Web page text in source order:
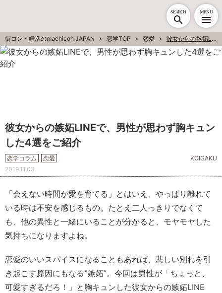
SEARCH MENU
街コン・婚活のmachicon JAPAN 恋学TOP 恋愛 彼女からの嫉妬LINEで、男性が思わず胸キュンした4選をご紹介
彼女からの嫉妬LINEで、男性が思わず胸キュン
した4選をご紹介
恋学コラム 恋愛
KOIGAKU
2019.11.03
「会えない時間が愛を育てる」とはいえ、やっぱり離れて
いる時は不安を感じるもの。たとえ二人っきりでなくて
も、他の異性と一緒にいることが分かると、モヤモヤした
気持ちになりますよね。
恋愛のいいスパイスになることもあれば、悲しい別れを引
き起こす原因にもなる‟嫉妬”。今回は男性が「ちょっと、
可愛すぎるだろ！」と胸キュンした彼女からの嫉妬LINE